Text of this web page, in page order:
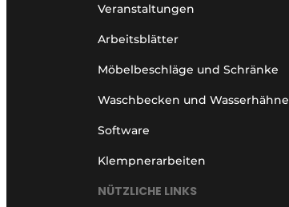
Veranstaltungen
Arbeitsblätter
Möbelbeschläge und Schränke
Waschbecken und Wasserhähne
Software
Klempnerarbeiten
NÜTZLICHE LINKS